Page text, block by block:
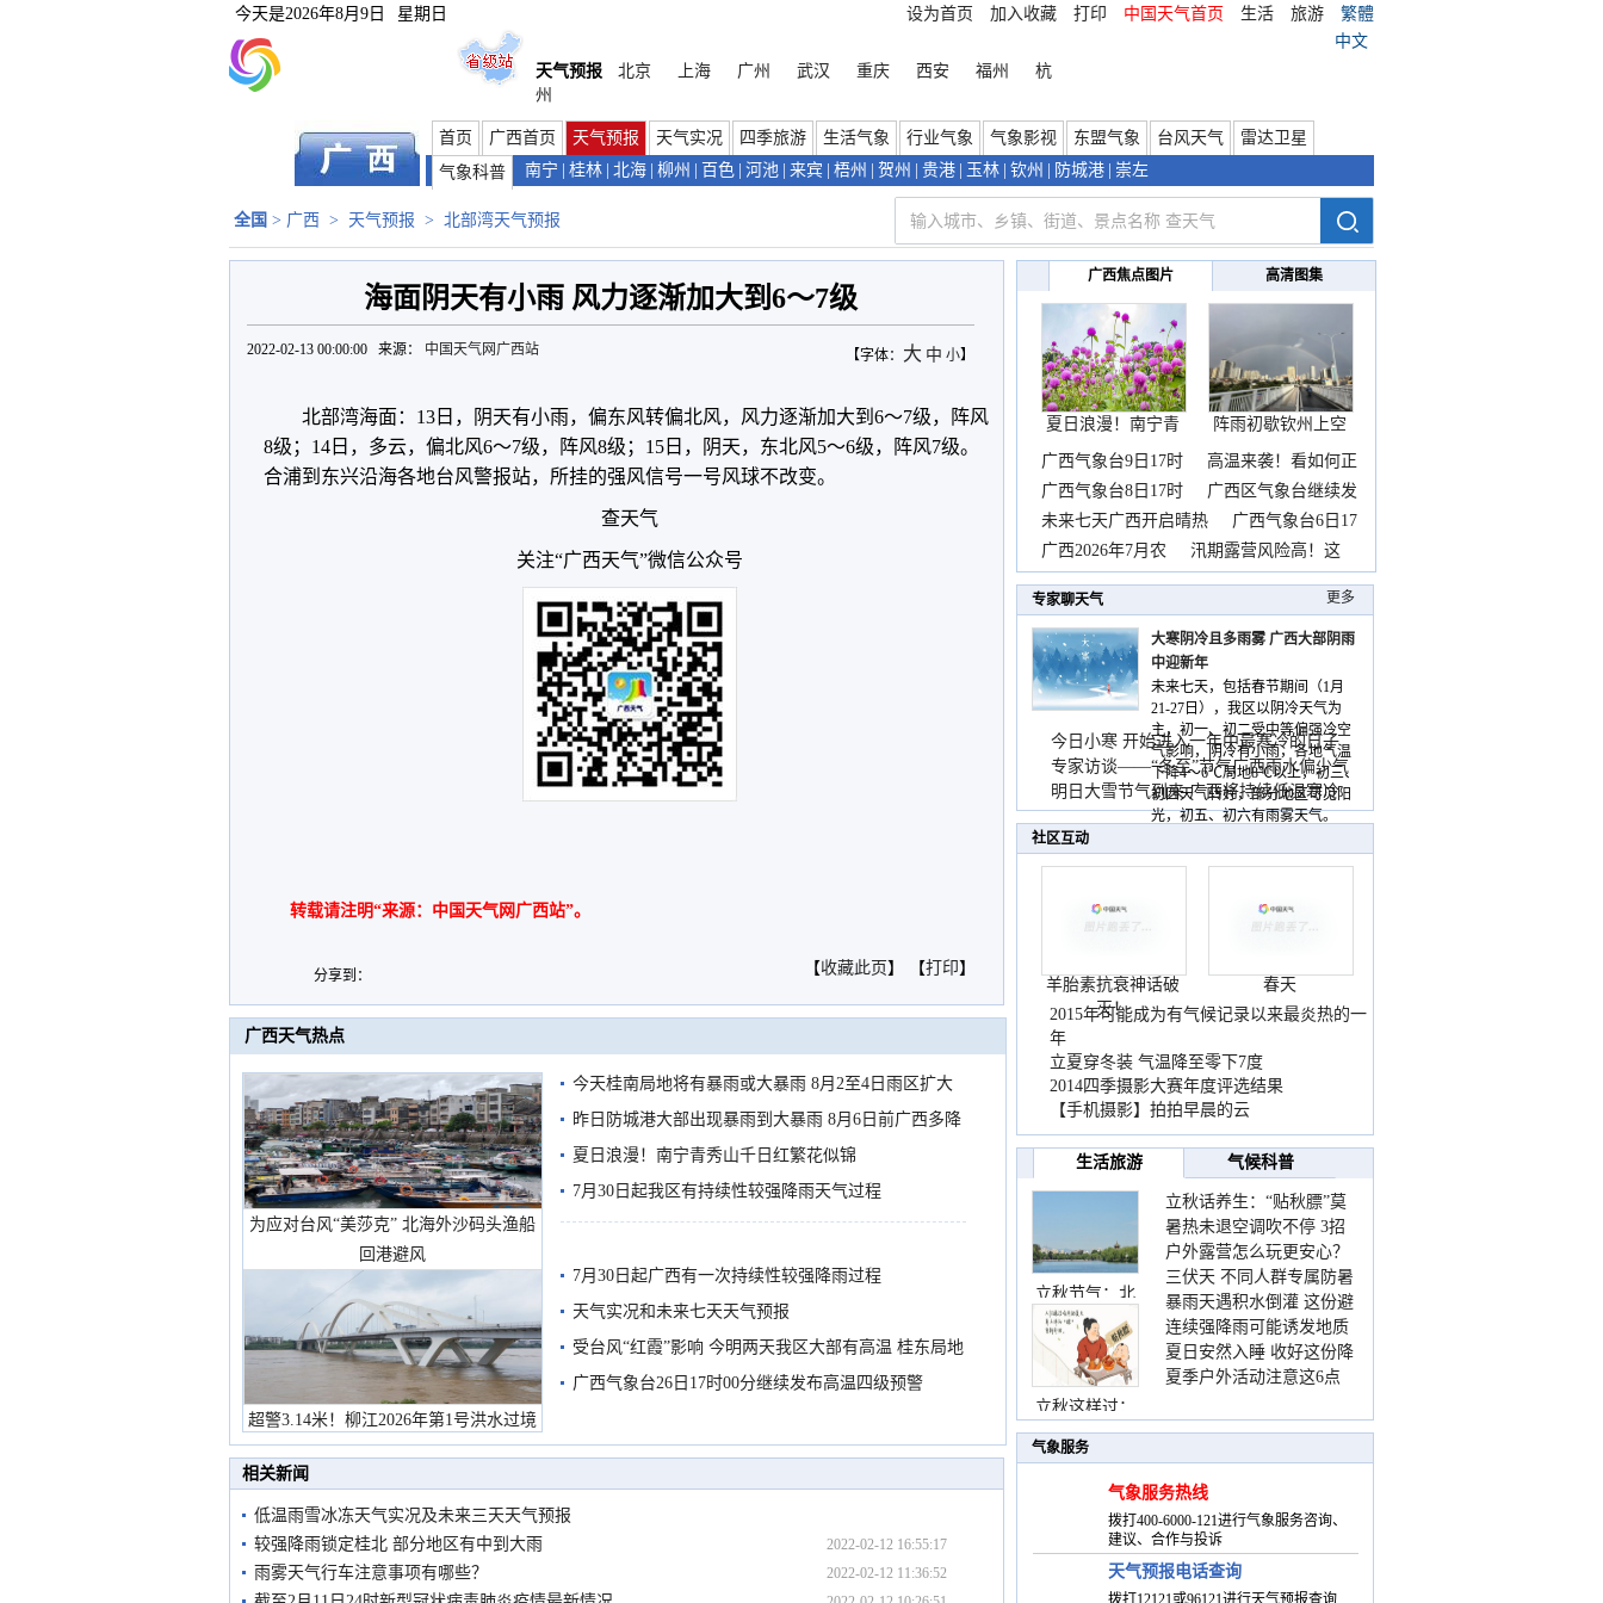
今天是2026年8月9日 星期日 设为首页 加入收藏 打印 中国天气首页 生活 旅游
繁體
中文
天气预报
北京 上海 广州 武汉 重庆 西安 福州
杭
州
首页 广西首页 天气预报 天气实况 四季旅游 生活气象 行业气象 气象影视 东盟气象 台风天气
雷达卫星
气象科普
南宁 桂林 北海 柳州 百色 河池 来宾 梧州 贺州 贵港 玉林 钦州 防城港 崇左
全国 > 广西 > 天气预报 > 北部湾天气预报
海面阴天有小雨 风力逐渐加大到6～7级
【字体： 大 中 小】
2022-02-13 00:00:00 来源： 中国天气网广西站
北部湾海面：13日，阴天有小雨，偏东风转偏北风，风力逐渐加大到6～7级，阵风
8级；14日，多云，偏北风6～7级，阵风8级；15日，阴天，东北风5～6级，阵风7级。
合浦到东兴沿海各地台风警报站，所挂的强风信号一号风球不改变。
查天气
关注“广西天气”微信公众号
转载请注明“来源：中国天气网广西站”。
分享到： 【收藏此页 】 【打印】
广西天气热点
为应对台风“美莎克” 北海外沙码头渔船
回港避风
超警3.14米！柳江2026年第1号洪水过境
市民在堤岸见证汛况
今天桂南局地将有暴雨或大暴雨 8月2至4日雨区扩大
需继续防范
昨日防城港大部出现暴雨到大暴雨 8月6日前广西多降
雨
夏日浪漫！南宁青秀山千日红繁花似锦
7月30日起我区有持续性较强降雨天气过程
7月30日起广西有一次持续性较强降雨过程
天气实况和未来七天天气预报
受台风“红霞”影响 今明两天我区大部有高温 桂东局地
有较强降雨
广西气象台26日17时00分继续发布高温四级预警
相关新闻
低温雨雪冰冻天气实况及未来三天天气预报
2022-02-12 16:55:17
较强降雨锁定桂北 部分地区有中到大雨
2022-02-12 11:36:52
雨雾天气行车注意事项有哪些？
广西焦点图片 高清图集
夏日浪漫！南宁青
秀山
阵雨初歇钦州上空
邂逅
广西气象台9日17时
高温来袭！看如何正
确
广西气象台8日17时
广西区气象台继续发
布
未来七天广西开启晴热
广西气象台6日17
时
广西2026年7月农
汛期露营风险高！这
份
专家聊天气 更多
大寒阴冷且多雨雾 广西大部阴雨
中迎新年
未来七天，包括春节期间（1月
21-27日），我区以阴冷天气为
主，初一、初二受中等偏强冷空
气影响，阴冷有小雨，各地气温
下降4～6℃局地8℃以上，初三、
初四天气转好，部分地区可见阳
光，初五、初六有雨雾天气。
今日小寒 开始进入一年中最寒冷的日子
专家访谈——“冬至”节气广西雨水偏少气
温低
明日大雪节气到来 广西将持续低温寒冷
天气
社区互动
羊胎素抗衰神话破
灭！
春天
2015年可能成为有气候记录以来最炎热的一
年
立夏穿冬装 气温降至零下7度
2014四季摄影大赛年度评选结果
【手机摄影】拍拍早晨的云
生活旅游 气候科普
立秋节气：北
立秋这样过：
立秋话养生：“贴秋膘”莫
着急 先清暑再防燥
暑热未退空调吹不停 3招
护住肩颈不酸痛
户外露营怎么玩更安心？
这份攻略请收好
三伏天 不同人群专属防暑
要点请收好
暴雨天遇积水倒灌 这份避
险提示请收好
连续强降雨可能诱发地质
灾害 这些前兆要知道
夏日安然入睡 收好这份降
温小贴士
夏季户外活动注意这6点
气象服务
气象服务热线
拨打400-6000-121进行气象服务咨询、
建议、合作与投诉
天气预报电话查询
拨打12121或96121进行天气预报查询